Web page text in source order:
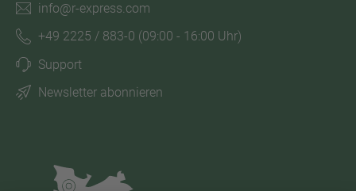
info@r-express.com
+49 2225 / 883-0 (09:00 - 16:00 Uhr)
Support
Newsletter abonnieren